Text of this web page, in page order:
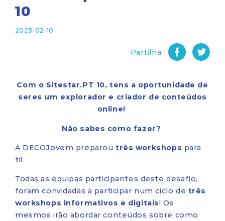
10
2023-02-10
Partilha
Com o Sitestar.PT 10, tens a oportunidade de
seres um explorador e criador de conteúdos
online!
Não sabes como fazer?
A DECOJovem preparou três workshops para
ti!
Todas as equipas participantes deste desafio,
foram convidadas a participar num ciclo de três
workshops informativos e digitais! Os
mesmos irão abordar conteúdos sobre como